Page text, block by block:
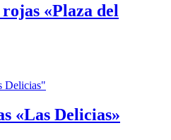
«Plaza del
«Las Delicias»